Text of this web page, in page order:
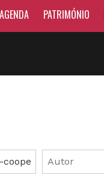
AGENDA PATRIMÓNIO